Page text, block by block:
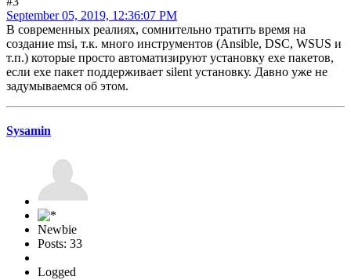
September 05, 2019, 12:36:07 PM
В современных реалиях, сомнительно тратить время на
создание msi, т.к. много инструментов (Ansible, DSC, WSUS и
т.п.) которые просто автоматизируют установку exe пакетов,
если exe пакет поддерживает silent установку. Давно уже не
задумываемся об этом.
Sysamin
Newbie
Posts: 33
Logged